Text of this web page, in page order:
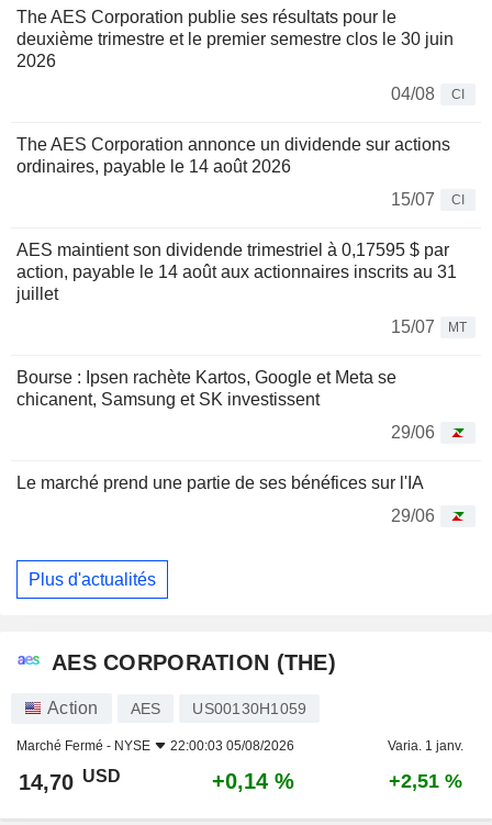
The AES Corporation publie ses résultats pour le
deuxième trimestre et le premier semestre clos le 30 juin
2026
04/08
CI
The AES Corporation annonce un dividende sur actions
ordinaires, payable le 14 août 2026
15/07
CI
AES maintient son dividende trimestriel à 0,17595 $ par
action, payable le 14 août aux actionnaires inscrits au 31
juillet
15/07
MT
Bourse : Ipsen rachète Kartos, Google et Meta se
chicanent, Samsung et SK investissent
29/06
Le marché prend une partie de ses bénéfices sur l'IA
29/06
Plus d'actualités
AES CORPORATION (THE)
Action AES US00130H1059
Marché Fermé - NYSE 22:00:03 05/08/2026 Varia. 1 janv.
14,70 USD +0,14 % +2,51 %